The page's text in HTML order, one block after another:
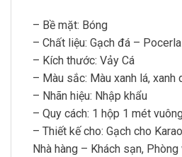
– Bề mặt: Bóng
– Chất liệu: Gạch đá –
– Kích thước: Vảy Cá
– Màu sắc: Màu xanh lá, xanh
– Nhãn hiệu: Nhập khẩu
– Quy cách: 1 hộp 1 mét
– Thiết kế cho: Gạch cho
Nhà hàng – Khách sạn,